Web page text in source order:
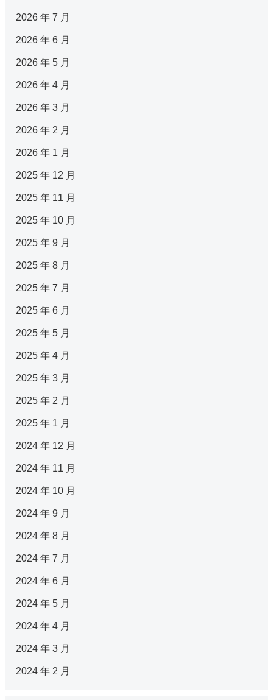
2026 年 7 月
2026 年 6 月
2026 年 5 月
2026 年 4 月
2026 年 3 月
2026 年 2 月
2026 年 1 月
2025 年 12 月
2025 年 11 月
2025 年 10 月
2025 年 9 月
2025 年 8 月
2025 年 7 月
2025 年 6 月
2025 年 5 月
2025 年 4 月
2025 年 3 月
2025 年 2 月
2025 年 1 月
2024 年 12 月
2024 年 11 月
2024 年 10 月
2024 年 9 月
2024 年 8 月
2024 年 7 月
2024 年 6 月
2024 年 5 月
2024 年 4 月
2024 年 3 月
2024 年 2 月